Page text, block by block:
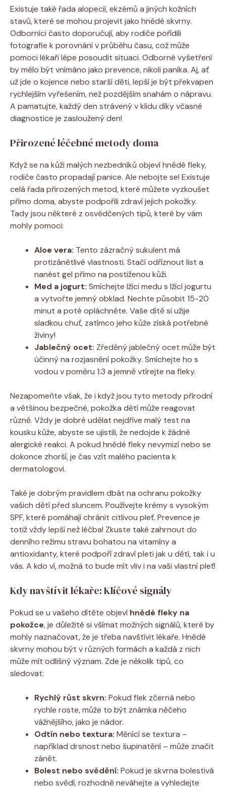
Existuje také řada alopecií, ekzémů a jiných kožních
stavů, které se mohou projevit jako hnědé skvrny.
Odborníci často doporučují, aby rodiče pořídili
fotografie k porovnání v průběhu času, což může
pomoci lékaři lépe posoudit situaci. Odborné vyšetření
by mělo být vnímáno jako prevence, nikoli panika. Aj, ať
už jde o kojence nebo starší děti, lepší je být překvapen
rychlejším vyřešením, než pozdějším snahám o nápravu.
A pamatujte, každý den strávený v klidu díky včasné
diagnostice je zasloužený den!
Přirozené léčebné metody doma
Když se na kůži malých nezbedníků objeví hnědé fleky,
rodiče často propadají panice. Ale nebojte se! Existuje
celá řada přirozených metod, které můžete vyzkoušet
přímo doma, abyste podpořili zdraví jejich pokožky.
Tady jsou některé z osvědčených tipů, které by vám
mohly pomoci:
Aloe vera: Tento zázračný sukulent má
protizánětlivé vlastnosti. Stačí odříznout list a
nanést gel přímo na postiženou kůži.
Med a jogurt: Smíchejte lžíci medu s lžící jogurtu
a vytvořte jemný obklad. Nechte působit 15-20
minut a poté opláchněte. Vaše dítě si užije
sladkou chuť, zatímco jeho kůže získá potřebné
živiny!
Jablečný ocet: Zředěný jablečný ocet může být
účinný na rozjasnění pokožky. Smíchejte ho s
vodou v poměru 1:3 a jemně vtírejte na fleky.
Nezapomeňte však, že i když jsou tyto metody přírodní
a většinou bezpečné, pokožka dětí může reagovat
různě. Vždy je dobré udělat nejdříve malý test na
kousku kůže, abyste se ujistili, že nedojde k žádné
alergické reakci. A pokud hnědé fleky nevymizí nebo se
dokonce zhorší, je čas vzít malého pacienta k
dermatologovi.
Také je dobrým pravidlem dbát na ochranu pokožky
vašich dětí před sluncem. Používejte krémy s vysokým
SPF, které pomáhají chránit citlivou pleť. Prevence je
totiž vždy lepší než léčba! Zkuste také zahrnout do
denního režimu stravu bohatou na vitamíny a
antioxidanty, které podpoří zdraví pleti jak u dětí, tak i u
vás. A kdo ví, možná to bude mít vliv i na vaši vlastní pleť!
Kdy navštívit lékaře: Klíčové signály
Pokud se u vašeho dítěte objeví hnědé fleky na
pokožce, je důležité si všímat možných signálů, které by
mohly naznačovat, že je třeba navštívit lékaře. Hnědé
skvrny mohou být v různých formách a každá z nich
může mít odlišný význam. Zde je několik tipů, co
sledovat:
Rychlý růst skvrn: Pokud flek zčerná nebo
rychle roste, může to být známka něčeho
vážnějšího, jako je nádor.
Odtín nebo textura: Měnící se textura –
například drsnost nebo šupinatění – může značit
zánět.
Bolest nebo svědění: Pokud je skvrna bolestivá
nebo svědí, rozhodně neváhejte a vyhledejte